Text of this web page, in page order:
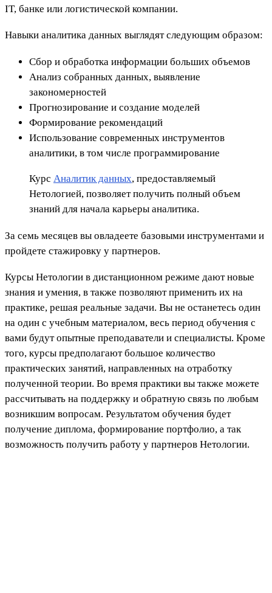
IT, банке или логистической компании.
Навыки аналитика данных выглядят следующим образом:
Сбор и обработка информации больших объемов
Анализ собранных данных, выявление
закономерностей
Прогнозирование и создание моделей
Формирование рекомендаций
Использование современных инструментов
аналитики, в том числе программирование
Курс Аналитик данных, предоставляемый
Нетологией, позволяет получить полный объем
знаний для начала карьеры аналитика.
За семь месяцев вы овладеете базовыми инструментами и
пройдете стажировку у партнеров.
Курсы Нетологии в дистанционном режиме дают новые
знания и умения, в также позволяют применить их на
практике, решая реальные задачи. Вы не останетесь один
на один с учебным материалом, весь период обучения с
вами будут опытные преподаватели и специалисты. Кроме
того, курсы предполагают большое количество
практических занятий, направленных на отработку
полученной теории. Во время практики вы также можете
рассчитывать на поддержку и обратную связь по любым
возникшим вопросам. Результатом обучения будет
получение диплома, формирование портфолио, а так
возможность получить работу у партнеров Нетологии.